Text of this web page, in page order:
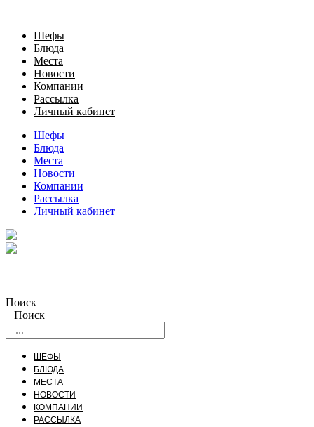
Шефы
Блюда
Места
Новости
Компании
Рассылка
Личный кабинет
Шефы
Блюда
Места
Новости
Компании
Рассылка
Личный кабинет
Поиск
Поиск
ШЕФЫ
БЛЮДА
МЕСТА
НОВОСТИ
КОМПАНИИ
РАССЫЛКА